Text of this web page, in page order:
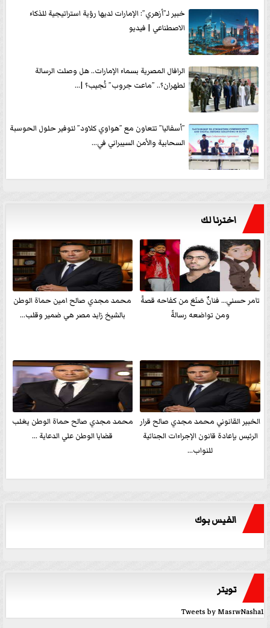
خبير لـ”أزهري”: الإمارات لديها رؤية استراتيجية للذكاء
الاصطناعي | فيديو
الرافال المصرية بسماء الإمارات.. هل وصلت الرسالة
لطهران؟.. ”ماعت جروب” تُجيب؟ |...
”أسفاليا” تتعاون مع ”هواوي كلاود” لتوفير حلول الحوسبة
السحابية والأمن السيبراني في...
اخترنا لك
تامر حسني… فنانٌ صَنَعَ من كفاحه قصةً
ومن تواضعه رسالةً
محمد مجدي صالح امين حماة الوطن
بالشيخ زايد مصر هي ضمير وقلب...
الخبير القانوني محمد مجدي صالح قرار
الرئيس بإعادة قانون الإجراءات الجنائية
للنواب...
محمد مجدي صالح حماة الوطن يغلب
قضايا الوطن علي الدعاية ...
الفيس بوك
تويتر
Tweets by MasrwNasha1